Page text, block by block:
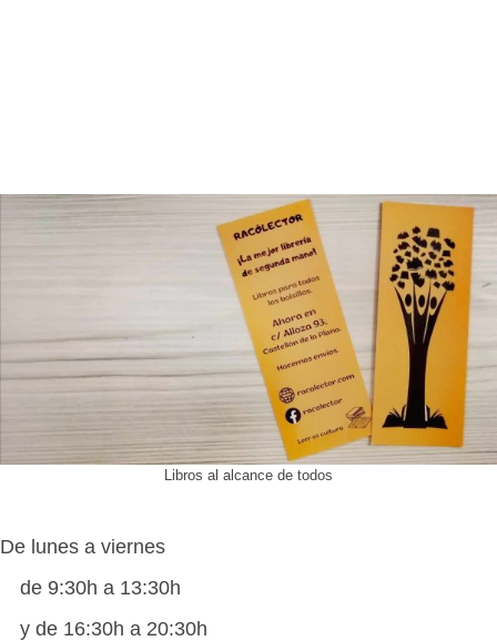
Libros al alcance de todos
De lunes a viernes
de 9:30h a 13:30h
y de 16:30h a 20:30h